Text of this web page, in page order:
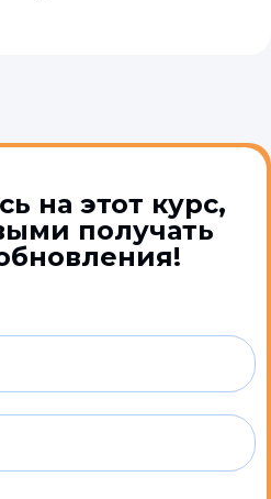
на этот курс,
получать